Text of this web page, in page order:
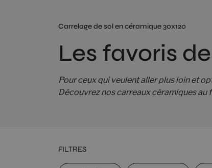
Carrelage de sol en céramique 30x120
Les favoris
Pour ceux qui veulent aller plus loin et
Découvrez nos carreaux céramiques au
FILTRES